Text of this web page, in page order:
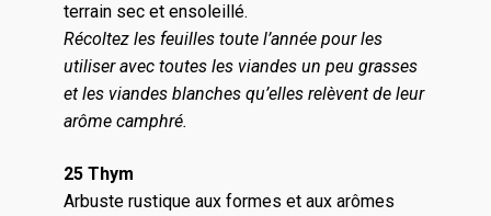
terrain sec et ensoleillé.
Récoltez les feuilles toute l’année pour les
utiliser avec toutes les viandes un peu grasses
et les viandes blanches qu’elles relèvent de leur
arôme camphré.
25 Thym
Arbuste rustique aux formes et aux arômes